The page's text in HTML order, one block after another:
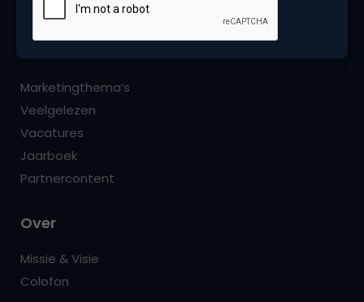
Marketingthema’s
Veelgelezen
Vacatures
Jaarboek
Partnercontent
Over
Missie & Visie
Colofon